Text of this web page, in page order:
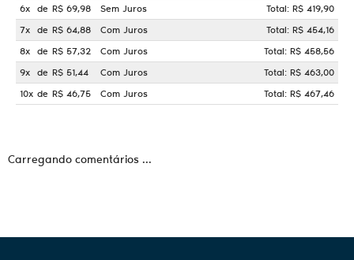
6x de R$ 69,98 Sem Juros
Total: R$ 419,90
7x de R$ 64,88 Com Juros
Total: R$ 454,16
8x de R$ 57,32 Com Juros
Total: R$ 458,56
9x de R$ 51,44 Com Juros
Total: R$ 463,00
10x de R$ 46,75 Com Juros Total: R$ 467,46
Carregando comentários ...